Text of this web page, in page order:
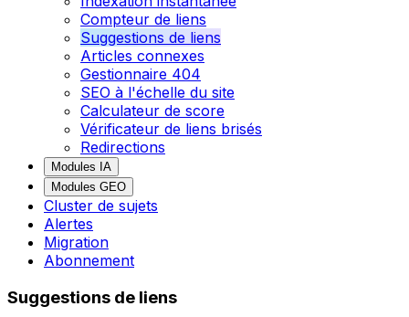
Compteur de liens
Suggestions de liens
Articles connexes
Gestionnaire 404
SEO à l'échelle du site
Calculateur de score
Vérificateur de liens brisés
Redirections
Modules IA
Modules GEO
Cluster de sujets
Alertes
Migration
Abonnement
Suggestions de liens